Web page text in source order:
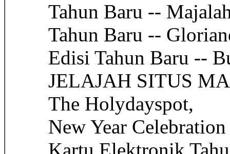
Tahun Baru --
Tahun Baru --
Edisi Tahun Baru --
JELAJAH SITUS
The Holydayspot,
New Year